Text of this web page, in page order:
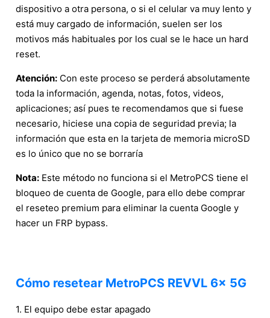
dispositivo a otra persona, o si el celular va muy lento y
está muy cargado de información, suelen ser los
motivos más habituales por los cual se le hace un hard
reset.
Atención: Con este proceso se perderá absolutamente
toda la información, agenda, notas, fotos, videos,
aplicaciones; así pues te recomendamos que si fuese
necesario, hiciese una copia de seguridad previa; la
información que esta en la tarjeta de memoria microSD
es lo único que no se borraría
Nota: Este método no funciona si el MetroPCS tiene el
bloqueo de cuenta de Google, para ello debe comprar
el reseteo premium para eliminar la cuenta Google y
hacer un FRP bypass.
Cómo resetear MetroPCS REVVL 6x 5G
1. El equipo debe estar apagado